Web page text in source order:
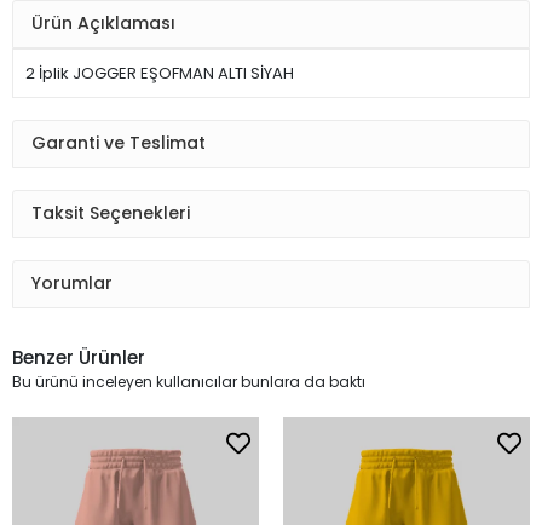
Ürün Açıklaması
2 İplik JOGGER EŞOFMAN ALTI SİYAH
Garanti ve Teslimat
Taksit Seçenekleri
Yorumlar
Benzer Ürünler
Bu ürünü inceleyen kullanıcılar bunlara da baktı